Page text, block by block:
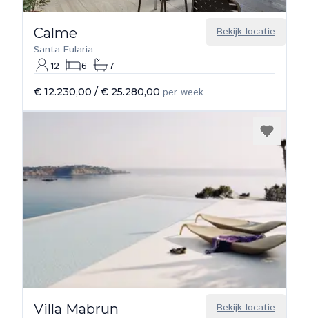
Bekijk locatie
Calme
Santa Eularia
12
6 7
€ 12.230,00 / € 25.280,00 per week
Bekijk locatie
Villa Mabrun